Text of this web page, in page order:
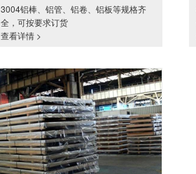
3004铝棒、铝管、铝卷、铝板等规格齐
全，可按要求订货
查看详情 >